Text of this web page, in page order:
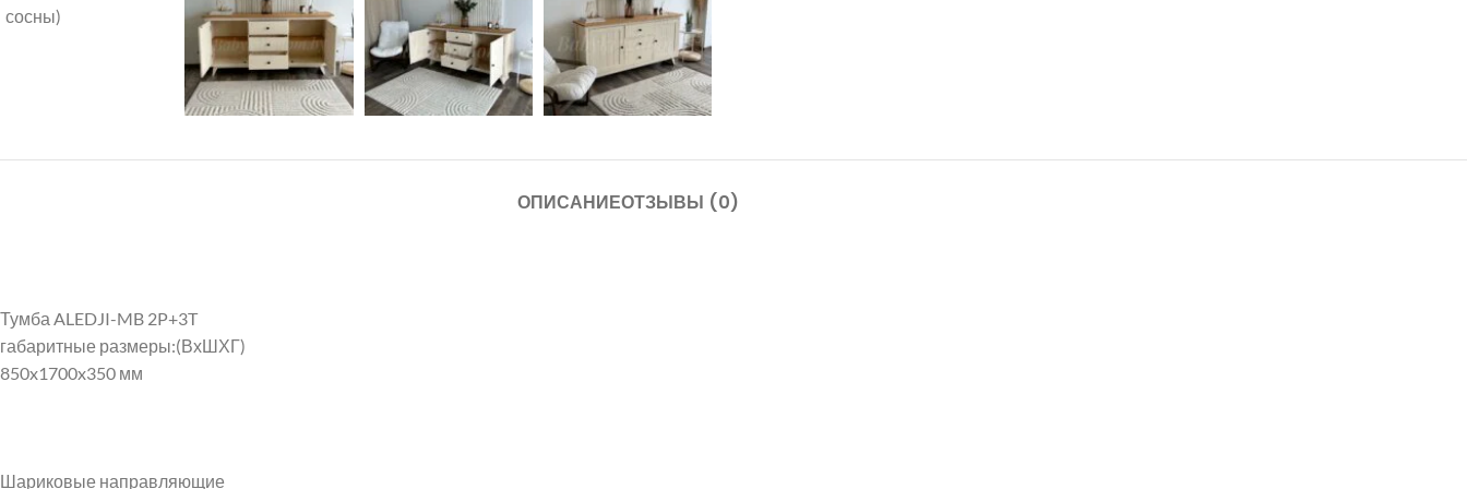
ОПИСАНИЕОТЗЫВЫ (0)
Тумба ALEDJI-MB 2P+3T
габаритные размеры:(ВхШХГ)
850x1700x350 мм
Шариковые направляющие
Instagram